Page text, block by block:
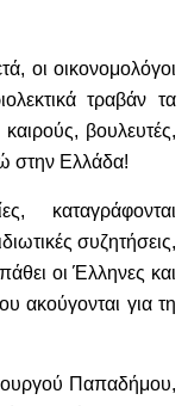
οι οικονομολόγοι
τραβάν τα
βουλευτές,
στην Ελλάδα!
καταγράφονται
συζητήσεις,
οι Έλληνες και
ακούγονται για τη
Παπαδήμου,